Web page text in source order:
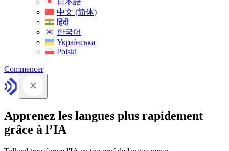
中文 (简体)
हिंदी
한국어
Українська
Polski
Commencer
Apprenez les langues plus rapidement
grâce à l’IA